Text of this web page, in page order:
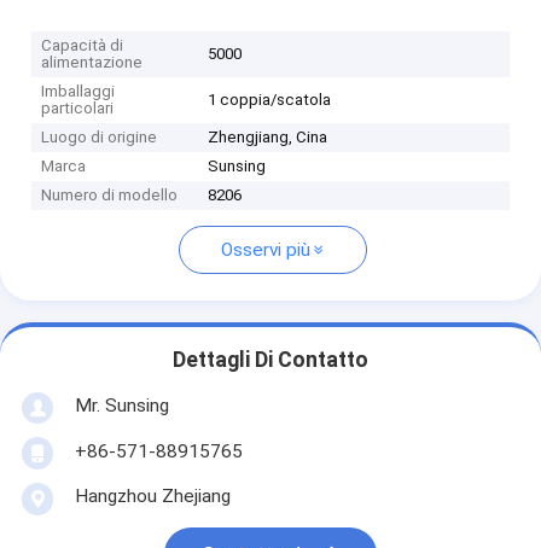
Capacità di
alimentazione
5000
Imballaggi
particolari
1 coppia/scatola
Luogo di origine
Zhengjiang, Cina
Marca
Sunsing
Numero di modello
8206
Osservi più
Dettagli Di Contatto
Mr. Sunsing
+86-571-88915765
Hangzhou Zhejiang